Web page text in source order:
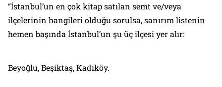
“İstanbul’un en çok kitap satılan semt ve/veya
ilçelerinin hangileri olduğu sorulsa, sanırım listenin
hemen başında İstanbul’un şu üç ilçesi yer alır:
Beyoğlu, Beşiktaş, Kadıköy.